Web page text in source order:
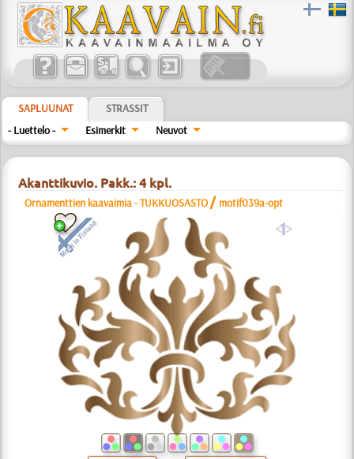
SAPLUUNAT
STRASSIT
- Luettelo -
Esimerkit Neuvot
Akanttikuvio. Pakk.: 4 kpl.
Ornamenttien kaavaimia - TUKKUOSASTO / motif039a-opt
a